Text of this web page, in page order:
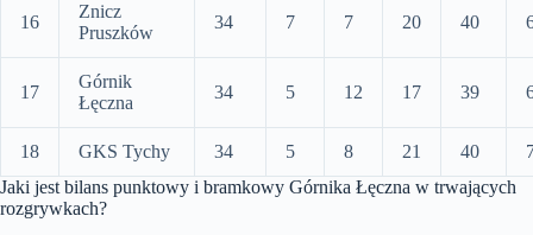
16
Znicz
Pruszków
34 7 7 20 40
17
Górnik
Łęczna
34 5 12 17 39
18 GKS Tychy 34 5 8 21 40
Jaki jest bilans punktowy i bramkowy Górnika Łęczna w trwających
rozgrywkach?